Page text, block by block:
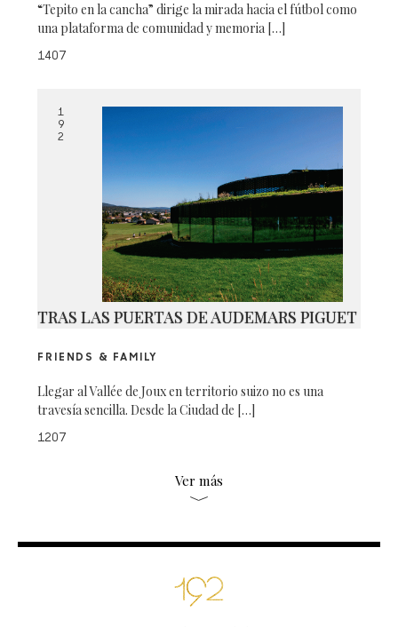
“Tepito en la cancha” dirige la mirada hacia el fútbol como
una plataforma de comunidad y memoria […]
1407
1
9
2
TRAS LAS PUERTAS DE AUDEMARS PIGUET
FRIENDS & FAMILY
Llegar al Vallée de Joux en territorio suizo no es una
travesía sencilla. Desde la Ciudad de […]
1207
Ver más